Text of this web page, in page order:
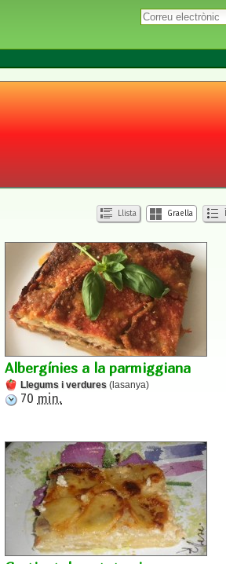
Llista Graella
Albergínies a la parmiggiana
Llegums i verdures (lasanya)
70 min.